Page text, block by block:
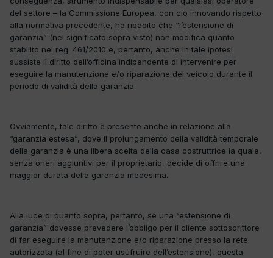
del settore – la Commissione Europea, con ciò innovando rispetto
alla normativa precedente, ha ribadito che “l’estensione di
garanzia” (nel significato sopra visto) non modifica quanto
stabilito nel reg. 461/2010 e, pertanto, anche in tale ipotesi
sussiste il diritto dell’officina indipendente di intervenire per
eseguire la manutenzione e/o riparazione del veicolo durante il
periodo di validità della garanzia.
Ovviamente, tale diritto è presente anche in relazione alla
“garanzia estesa”, dove il prolungamento della validità temporale
della garanzia è una libera scelta della casa costruttrice la quale,
senza oneri aggiuntivi per il proprietario, decide di offrire una
maggior durata della garanzia medesima.
Alla luce di quanto sopra, pertanto, se una “estensione di
garanzia” dovesse prevedere l’obbligo per il cliente sottoscrittore
di far eseguire la manutenzione e/o riparazione presso la rete
autorizzata (al fine di poter usufruire dell’estensione), questa